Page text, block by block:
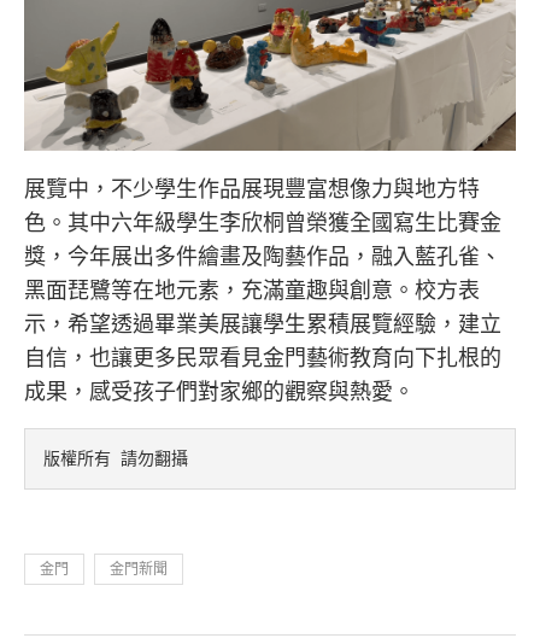
展覽中，不少學生作品展現豐富想像力與地方特
色。其中六年級學生李欣桐曾榮獲全國寫生比賽金
獎，今年展出多件繪畫及陶藝作品，融入藍孔雀、
黑面琵鷺等在地元素，充滿童趣與創意。校方表
示，希望透過畢業美展讓學生累積展覽經驗，建立
自信，也讓更多民眾看見金門藝術教育向下扎根的
成果，感受孩子們對家鄉的觀察與熱愛。
版權所有 請勿翻攝
金門 金門新聞